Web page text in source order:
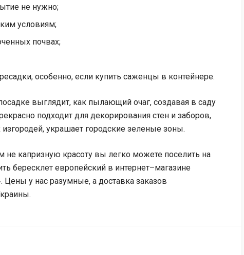
не нужно;
условиям;
почвах;
особенно, если купить саженцы в контейнере.
выглядит, как пылающий очаг, создавая в саду
подходит для декорирования стен и заборов,
украшает городские зеленые зоны.
капризную красоту вы легко можете поселить на
бересклет европейский в интернет–магазине
Цены у нас разумные, а доставка заказов